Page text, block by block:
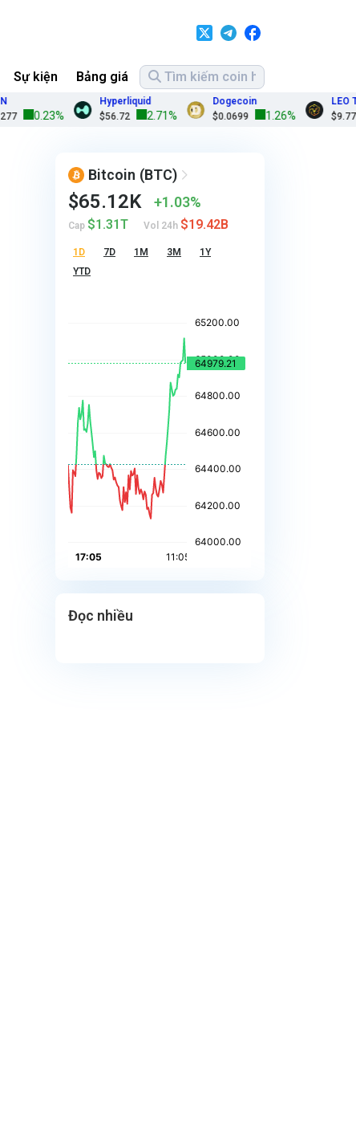
Sự kiện Bảng giá
0.23%
Hyperliquid
$56.72
2.71%
Dogecoin
$0.0699
1.26%
LEO
$9.77
Bitcoin (BTC)
$65.12K 1.03%
Cap $1.31T Vol 24h $19.42B
1D 7D 1M 3M
1Y
YTD
Đọc nhiều